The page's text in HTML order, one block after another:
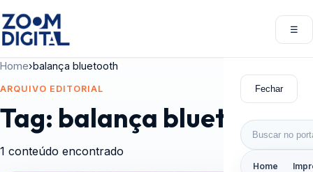
☰
Fechar
Buscar por:
Home
Home›balança bluetooth
ARQUIVO EDITORIAL
Tag: balança bluetooth
1 conteúdo encontrado